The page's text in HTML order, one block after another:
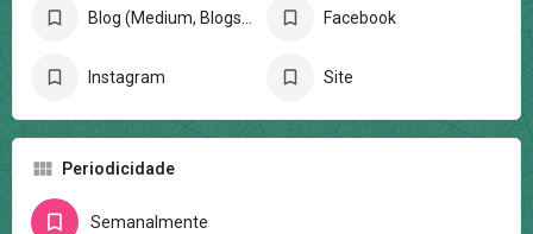
Blog (Medium, Blogspot, Wordpress) Facebook
Instagram Site
Periodicidade
Semanalmente